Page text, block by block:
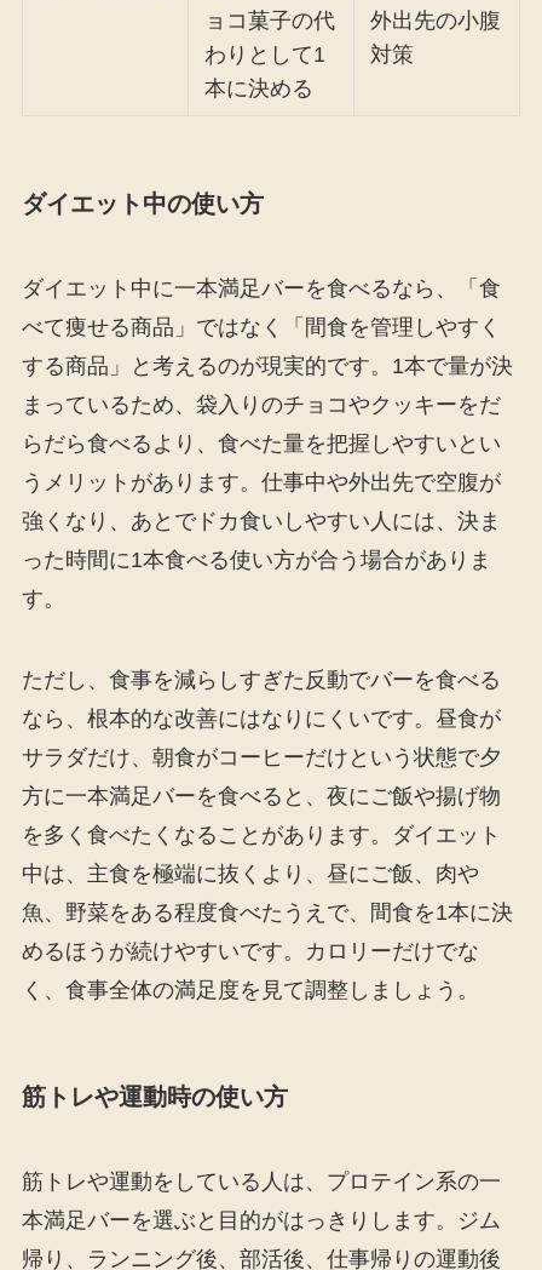
ョコ菓子の代
わりとして1
本に決める
外出先の小腹
対策
ダイエット中の使い方
ダイエット中に一本満足バーを食べるなら、「食
べて痩せる商品」ではなく「間食を管理しやすく
する商品」と考えるのが現実的です。1本で量が決
まっているため、袋入りのチョコやクッキーをだ
らだら食べるより、食べた量を把握しやすいとい
うメリットがあります。仕事中や外出先で空腹が
強くなり、あとでドカ食いしやすい人には、決ま
った時間に1本食べる使い方が合う場合がありま
す。
ただし、食事を減らしすぎた反動でバーを食べる
なら、根本的な改善にはなりにくいです。昼食が
サラダだけ、朝食がコーヒーだけという状態で夕
方に一本満足バーを食べると、夜にご飯や揚げ物
を多く食べたくなることがあります。ダイエット
中は、主食を極端に抜くより、昼にご飯、肉や
魚、野菜をある程度食べたうえで、間食を1本に決
めるほうが続けやすいです。カロリーだけでな
く、食事全体の満足度を見て調整しましょう。
筋トレや運動時の使い方
筋トレや運動をしている人は、プロテイン系の一
本満足バーを選ぶと目的がはっきりします。ジム
帰り、ランニング後、部活後、仕事帰りの運動後